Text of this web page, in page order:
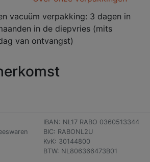
vacuüm verpakking: 3 dagen in
in de diepvries (mits
van ontvangst)
IBAN: NL17 RABO 0360513344
BIC: RABONL2U
KvK: 30144800
BTW: NL806366473B01